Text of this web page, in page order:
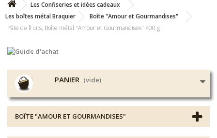
Les Confiseries et idées cadeaux
Les boîtes métal Braquier
Boîte "Amour et Gourmandises"
Pâte de fruits, Boîte métal "Amour et Gourmandises" 400 g
PANIER (vide)
BOÎTE "AMOUR ET GOURMANDISES"